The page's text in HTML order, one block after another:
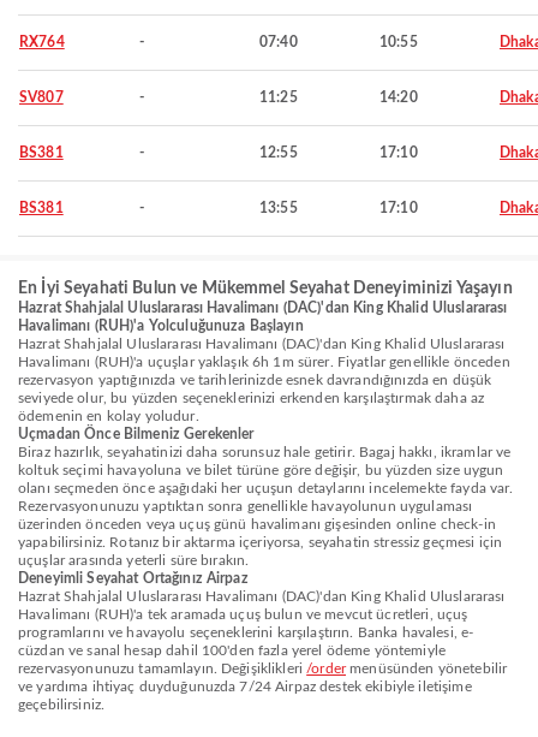
RX764 - 07:40 10:55
SV807 - 11:25 14:20
BS381 - 12:55 17:10
BS381 - 13:55 17:10
En İyi Seyahati Bulun ve Mükemmel Seyahat Deneyiminizi Yaşayın
Hazrat Shahjalal Uluslararası Havalimanı (DAC)'dan King Khalid Uluslararası
Havalimanı (RUH)'a Yolculuğunuza Başlayın
Hazrat Shahjalal Uluslararası Havalimanı (DAC)'dan King Khalid Uluslararası
Havalimanı (RUH)'a uçuşlar yaklaşık 6h 1m sürer. Fiyatlar genellikle önceden
rezervasyon yaptığınızda ve tarihlerinizde esnek davrandığınızda en düşük
seviyede olur, bu yüzden seçeneklerinizi erkenden karşılaştırmak daha az
ödemenin en kolay yoludur.
Uçmadan Önce Bilmeniz Gerekenler
Biraz hazırlık, seyahatinizi daha sorunsuz hale getirir. Bagaj hakkı, ikramlar ve
koltuk seçimi havayoluna ve bilet türüne göre değişir, bu yüzden size uygun
olanı seçmeden önce aşağıdaki her uçuşun detaylarını incelemekte fayda var.
Rezervasyonunuzu yaptıktan sonra genellikle havayolunun uygulaması
üzerinden önceden veya uçuş günü havalimanı gişesinden online check-in
yapabilirsiniz. Rotanız bir aktarma içeriyorsa, seyahatin stressiz geçmesi için
uçuşlar arasında yeterli süre bırakın.
Deneyimli Seyahat Ortağınız Airpaz
Hazrat Shahjalal Uluslararası Havalimanı (DAC)'dan King Khalid Uluslararası
Havalimanı (RUH)'a tek aramada uçuş bulun ve mevcut ücretleri, uçuş
programlarını ve havayolu seçeneklerini karşılaştırın. Banka havalesi, e-
cüzdan ve sanal hesap dahil 100'den fazla yerel ödeme yöntemiyle
rezervasyonunuzu tamamlayın. Değişiklikleri /ordermenüsünden yönetebilir
ve yardıma ihtiyaç duyduğunuzda 7/24 Airpaz destek ekibiyle iletişime
geçebilirsiniz.